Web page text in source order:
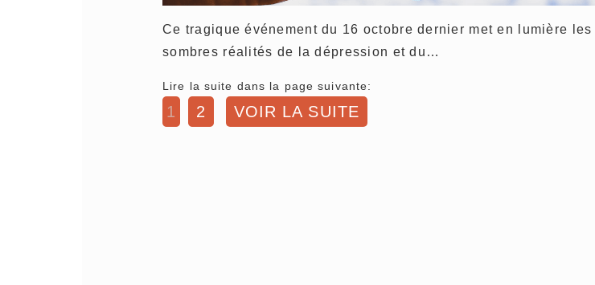
Ce tragique événement du 16 octobre dernier met en lumière les
sombres réalités de la dépression et du…
Lire la suite dans la page suivante:
1 2 VOIR LA SUITE